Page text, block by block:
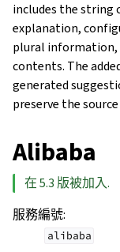
includes the string
explanation,
plural information,
contents. The
generated
preserve the
Alibaba
在 5.3 版被加入.
服務編號:
alibaba